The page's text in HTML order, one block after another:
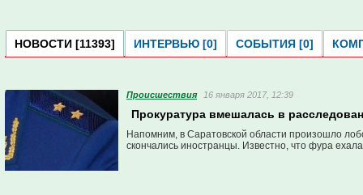
НОВОСТИ [11393] ИНТЕРВЬЮ [0] СОБЫТИЯ [0]
Проиcшествия 16 января 2017, 12:39
Прокуратура вмешалась в
Напомним, в Саратовской области произошло
скончались иностранцы. Известно, что фура